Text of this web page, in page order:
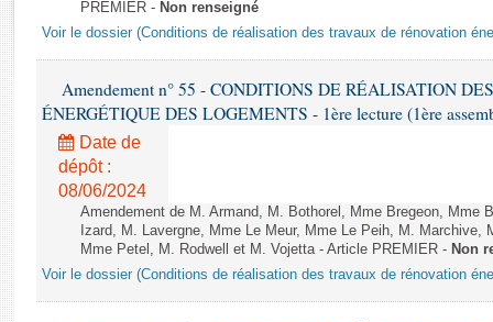
Rapports d'enquête
Rapports législatifs
Rapports sur l'application des lois
Baromètre de l’application des lois
Dossiers législatifs
Budget et sécurité sociale
Questions écrites et orales
Comptes rendus des débats
PREMIER - Non renseigné
Voir le dossier (Conditions de réalisation des travaux de rénovation
Amendement n° 55 - CONDITIONS DE RÉALISATION
ÉNERGÉTIQUE DES LOGEMENTS - 1ère lecture (1ère
Date de
dépôt :
08/06/2024
Amendement de M. Armand, M. Bothorel, Mme Bregeon, Mme
Izard, M. Lavergne, Mme Le Meur, Mme Le Peih, M. Marchive,
Mme Petel, M. Rodwell et M. Vojetta - Article PREMIER - Non
Voir le dossier (Conditions de réalisation des travaux de rénovation